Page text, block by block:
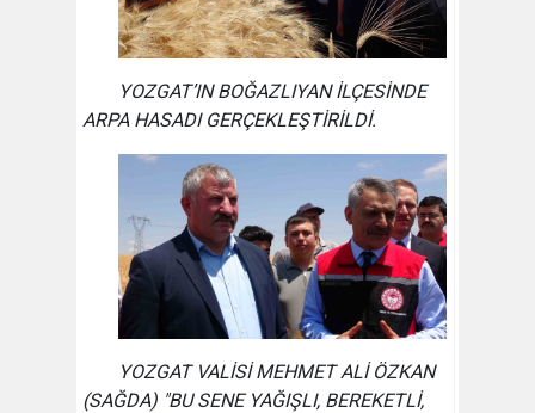
YOZGAT’IN BOĞAZLIYAN İLÇESİNDE
ARPA HASADI GERÇEKLEŞTİRİLDİ.
YOZGAT VALİSİ MEHMET ALİ ÖZKAN
(SAĞDA) "BU SENE YAĞIŞLI, BEREKETLİ,